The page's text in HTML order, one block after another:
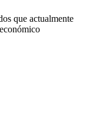
que actualmente